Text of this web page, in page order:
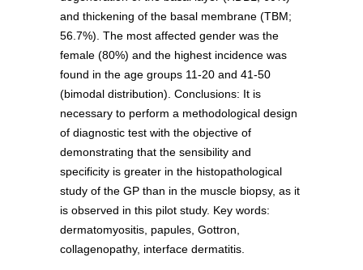
and thickening of the basal membrane (TBM;
56.7%). The most affected gender was the
female (80%) and the highest incidence was
found in the age groups 11-20 and 41-50
(bimodal distribution). Conclusions: It is
necessary to perform a methodological design
of diagnostic test with the objective of
demonstrating that the sensibility and
specificity is greater in the histopathological
study of the GP than in the muscle biopsy, as it
is observed in this pilot study. Key words:
dermatomyositis, papules, Gottron,
collagenopathy, interface dermatitis.